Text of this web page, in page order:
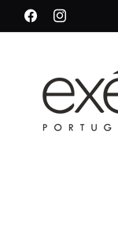
para o
conteúdo
FacebookInstagram